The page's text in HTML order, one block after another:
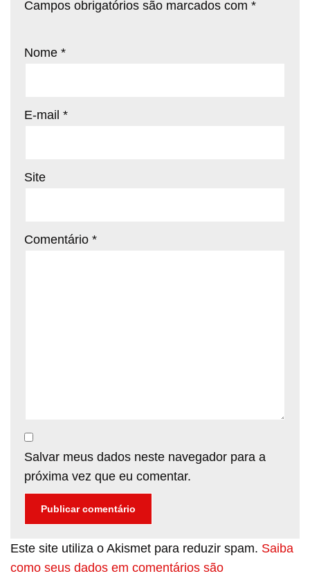
Campos obrigatórios são marcados com *
Nome *
E-mail *
Site
Comentário *
Salvar meus dados neste navegador para a
próxima vez que eu comentar.
Este site utiliza o Akismet para reduzir spam. Saiba
como seus dados em comentários são